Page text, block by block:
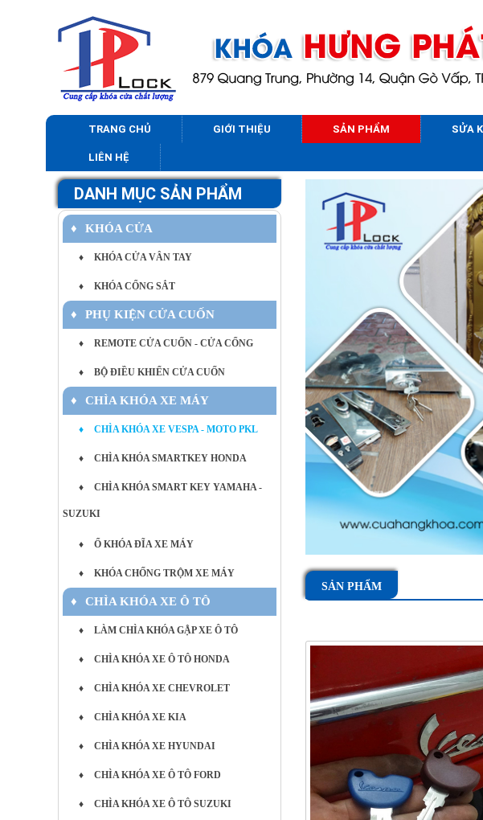
TRANG CHỦ GIỚI THIỆU SẢN PHẨM SỬA
LIÊN HỆ
DANH MỤC SẢN PHẨM
♦ KHÓA CỬA
♦ KHÓA CỬA VÂN TAY
♦ KHÓA CỔNG SẮT
♦ PHỤ KIỆN CỬA CUỐN
♦ REMOTE CỬA CUỐN - CỬA CỔNG
♦ BỘ ĐIỀU KHIỂN CỬA CUỐN
♦ CHÌA KHÓA XE MÁY
♦ CHÌA KHÓA XE VESPA - MOTO PKL
♦ CHÌA KHÓA SMARTKEY HONDA
♦ CHÌA KHÓA SMART KEY YAMAHA -
SUZUKI
♦ Ổ KHÓA ĐĨA XE MÁY
♦ KHÓA CHỐNG TRỘM XE MÁY
♦ CHÌA KHÓA XE Ô TÔ
♦ LÀM CHÌA KHÓA GẬP XE Ô TÔ
♦ CHÌA KHÓA XE Ô TÔ HONDA
♦ CHÌA KHÓA XE CHEVROLET
♦ CHÌA KHÓA XE KIA
♦ CHÌA KHÓA XE HYUNDAI
♦ CHÌA KHÓA XE Ô TÔ FORD
♦ CHÌA KHÓA XE Ô TÔ SUZUKI
SẢN PHẨM